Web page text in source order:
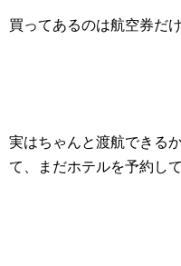
買ってあるのは航空券だけ
実はちゃんと渡航できる
て、まだホテルを予約し